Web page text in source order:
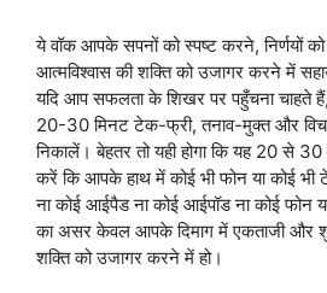
ये वॉक आपके सपनों को स्पष्ट करने, निर्णयों
आत्मविश्वास की शक्ति को उजागर करने में
यदि आप सफलता के शिखर पर पहुँचना चाहते
20-30 मिनट टेक-फ्री, तनाव-मुक्त और
निकालें। बेहतर तो यही होगा कि यह 20 से
करें कि आपके हाथ में कोई भी फोन या कोई भी
ना कोई आईपैड ना कोई आईपॉड ना कोई
का असर केवल आपके दिमाग में एकताजी और
शक्ति को उजागर करने में हो।